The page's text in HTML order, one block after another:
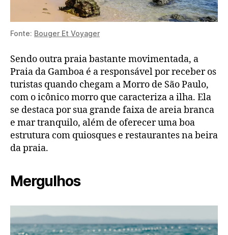
Fonte: Bouger Et Voyager
Sendo outra praia bastante movimentada, a
Praia da Gamboa é a responsável por receber os
turistas quando chegam a Morro de São Paulo,
com o icônico morro que caracteriza a ilha. Ela
se destaca por sua grande faixa de areia branca
e mar tranquilo, além de oferecer uma boa
estrutura com quiosques e restaurantes na beira
da praia.
Mergulhos